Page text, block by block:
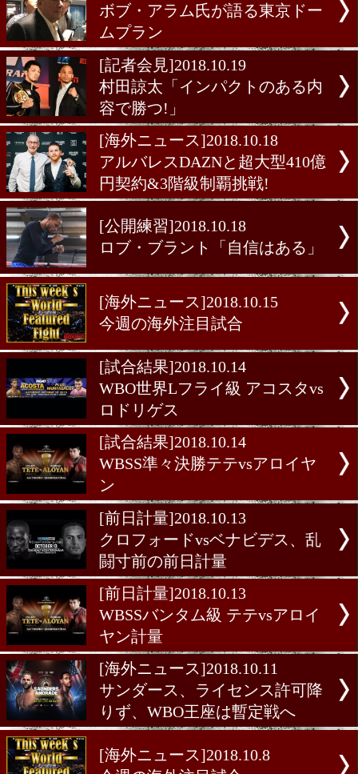
[前日計量]2018.10.20
村田諒太、向かいあったら
たくなった
[村田諒太 特集]2018.10.19
ビッグマッチまであと2日!
ベガスの気候は
[ニュース]2018.10.19
ボブ・アラム氏が語る東京
ムプラン
村田諒太「インパクトのあ
[海外ニュース]2018.10.18
アルバレスDAZNと超大型
円契約&3階級制覇挑戦!
ロブ・ブラント「自信はあ
[海外ニュース]2018.10.15
今週の海外注目試合
[試合結果]2018.10.14
WBO世界Lフライ級 アコス
ロドリゲス
[試合結果]2018.10.14
WBSS準々決勝テテvsアロ